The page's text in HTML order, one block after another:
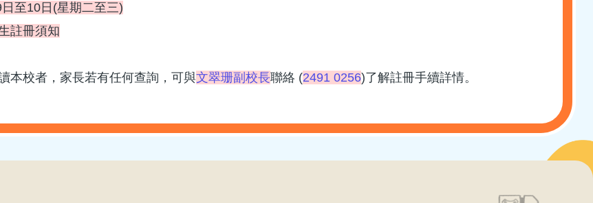
至10日(星期二至三)
註冊須知
本校者，家長若有任何查詢，可與文翠珊副校長聯絡 (2491 0256)了解註冊手續詳情。